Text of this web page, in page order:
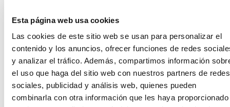
Esta página web usa cookies
Las cookies de este sitio web se usan para personalizar el
contenido y los anuncios, ofrecer funciones de redes
y analizar el tráfico. Además, compartimos información
el uso que haga del sitio web con nuestros partners de redes
sociales, publicidad y análisis web, quienes pueden
combinarla con otra información que les haya proporcionado
cambios rápidos.
La ligereza y el diseño compacto de este sistema lo
hacen ideal para el uso diario en entornos
profesionales como estudios de grabación o giras.
Al permitir liberar la correa con un simple clic,
facilita el almacenamiento del instrumento en su
estuche rígido sin tener que lidiar con correas